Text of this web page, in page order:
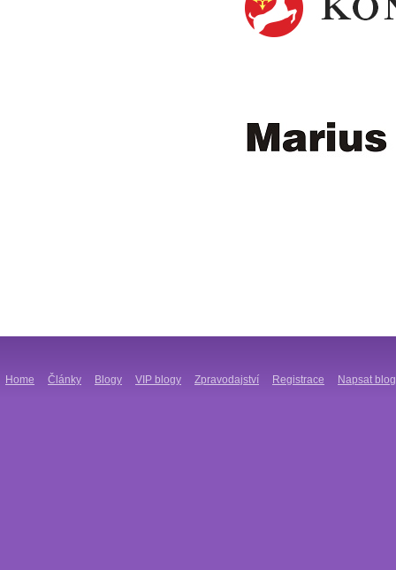
Home Články Blogy VIP blogy Zpravodajství Registrace Napsat blog